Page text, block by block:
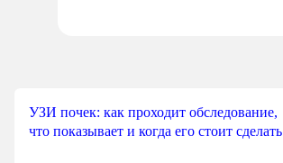
УЗИ почек: как проходит обследование,
что показывает и когда его стоит сделать